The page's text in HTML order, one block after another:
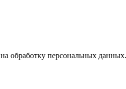
на обработку персональных данных.